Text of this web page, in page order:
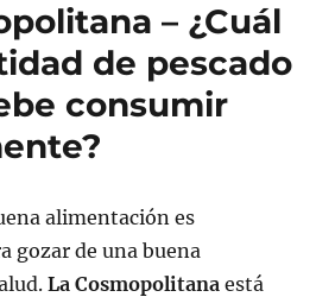
– ¿Cuál
de pescado
consumir
alimentación es
gozar de una buena
La Cosmopolitana está